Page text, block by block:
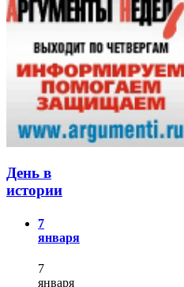
День в
истории
7
января
7
января